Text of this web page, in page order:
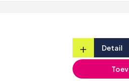
+ Detail